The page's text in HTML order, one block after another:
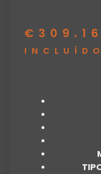
€ 309.16